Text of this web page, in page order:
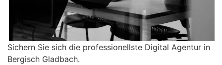
Sichern Sie sich die professionellste Digital Agentur in
Bergisch Gladbach.